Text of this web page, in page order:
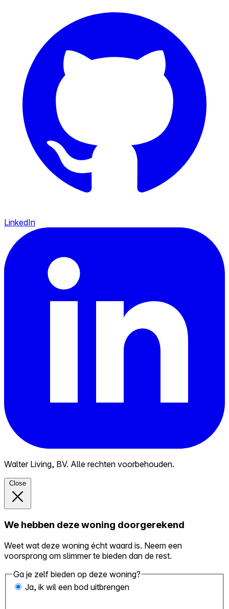
LinkedIn
Walter Living, BV. Alle rechten voorbehouden.
Close
We hebben deze woning doorgerekend
Weet wat deze woning écht waard is. Neem een
voorsprong om slimmer te bieden dan de rest.
Ga je zelf bieden op deze woning?
Ja, ik wil een bod uitbrengen